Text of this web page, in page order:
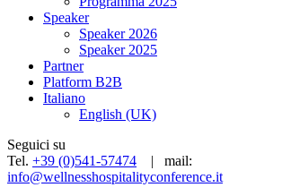
Speaker
Speaker 2026
Speaker 2025
Partner
Platform B2B
Italiano
English (UK)
Seguici su
Tel. +39 (0)541-57474 | mail:
info@wellnesshospitalityconference.it